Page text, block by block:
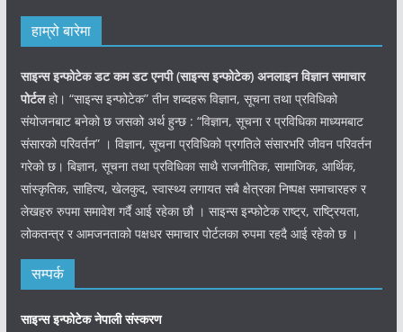
हाम्रो बारेमा
साइन्स इन्फोटेक डट कम डट एनपी (साइन्सइन्फोटेक) अनलाइन विज्ञान समाचार
पोर्टलहो। “साइन्स इन्फोटेक” तीन शब्दहरू विज्ञान, सूचना तथा प्रविधिको
संयोजनबाट बनेको छ जसको अर्थ हुन्छ : “विज्ञान, सूचना र प्रविधिका माध्यमबाट
संसारको परिवर्तन” । विज्ञान, सूचना प्रविधिको प्रगतिले संसारभरि जीवन परिवर्तन
गरेको छ। बिज्ञान, सूचना तथा प्रविधिका साथै राजनीतिक, सामाजिक, आर्थिक,
सांस्कृतिक, साहित्य, खेलकुद, स्वास्थ्य लगायत सबै क्षेत्रका निष्पक्ष समाचारहरु र
लेखहरु रुपमा समावेश गर्दै आई रहेका छौ । साइन्स इन्फोटेक राष्ट्र, राष्ट्रियता,
लोकतन्त्र र आमजनताको पक्षधर समाचार पोर्टलका रुपमा रहदै आई रहेको छ ।
सम्पर्क
साइन्स इन्फोटेक नेपाली संस्करण